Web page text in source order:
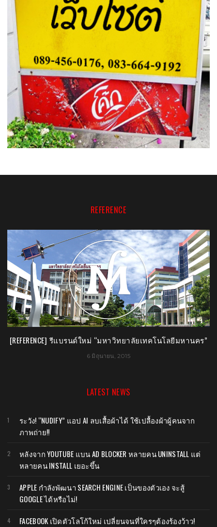
REFERENCE
[REFERENCE] รีแบรนด์ใหม่ “มหาวิทยาลัยเทคโนโลยีมหานคร”
6 มิถุนายน, 2015
LATEST NEWS
ระวัง! “NUDIFY” แอป AI ลบเสื้อผ้าได้ ใช้เปลื้องผ้าผู้คนจาก
ภาพถ่าย!!
หลังจาก YOUTUBE แบน AD BLOCKER หลายคน UNINSTALL แต่
หลายคน INSTALL เยอะขึ้น
APPLE กำลังพัฒนา SEARCH ENGINE เป็นของตัวเอง จะสู้
GOOGLE ได้หรือไม่!
FACEBOOK เปิดตัวโลโก้ใหม่ เปลี่ยนจนที่ใครๆต้องร้องว้าว!